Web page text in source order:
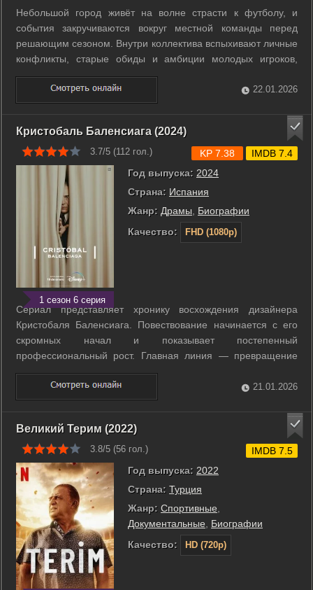
Небольшой город живёт на волне страсти к футболу, и
события закручиваются вокруг местной команды перед
решающим сезоном. Внутри коллектива вспыхивают личные
конфликты, старые обиды и амбиции молодых игроков,
которые ставят под угрозу шансы на успех. Руководство
клуба и болельщики втягиваются в борьбу за ресурсы и
репутацию, а семейные драмы героев ...
22.01.2026
Кристобаль Баленсиага (2024)
3.7/5 (112 гол.)
1 сезон 6 серия
Год выпуска: 2024
Страна: Испания
Жанр: Драмы, Биографии
Качество:
FHD (1080p)
KP 7.38 IMDB 7.4
Сериал представляет хронику восхождения дизайнера
Кристобаля Баленсиага. Повествование начинается с его
скромных начал и показывает постепенный
профессиональный рост. Главная линия — превращение
талантливого ремесленника в признанную фигуру мира
моды. Особое внимание уделено его творческому пути и
становлению уникального стиля. ...
21.01.2026
Великий Терим (2022)
3.8/5 (56 гол.)
Год выпуска: 2022
Страна: Турция
Жанр: Cпортивные
Документальные
Биографии
Качество:
HD (720p)
IMDB 7.5